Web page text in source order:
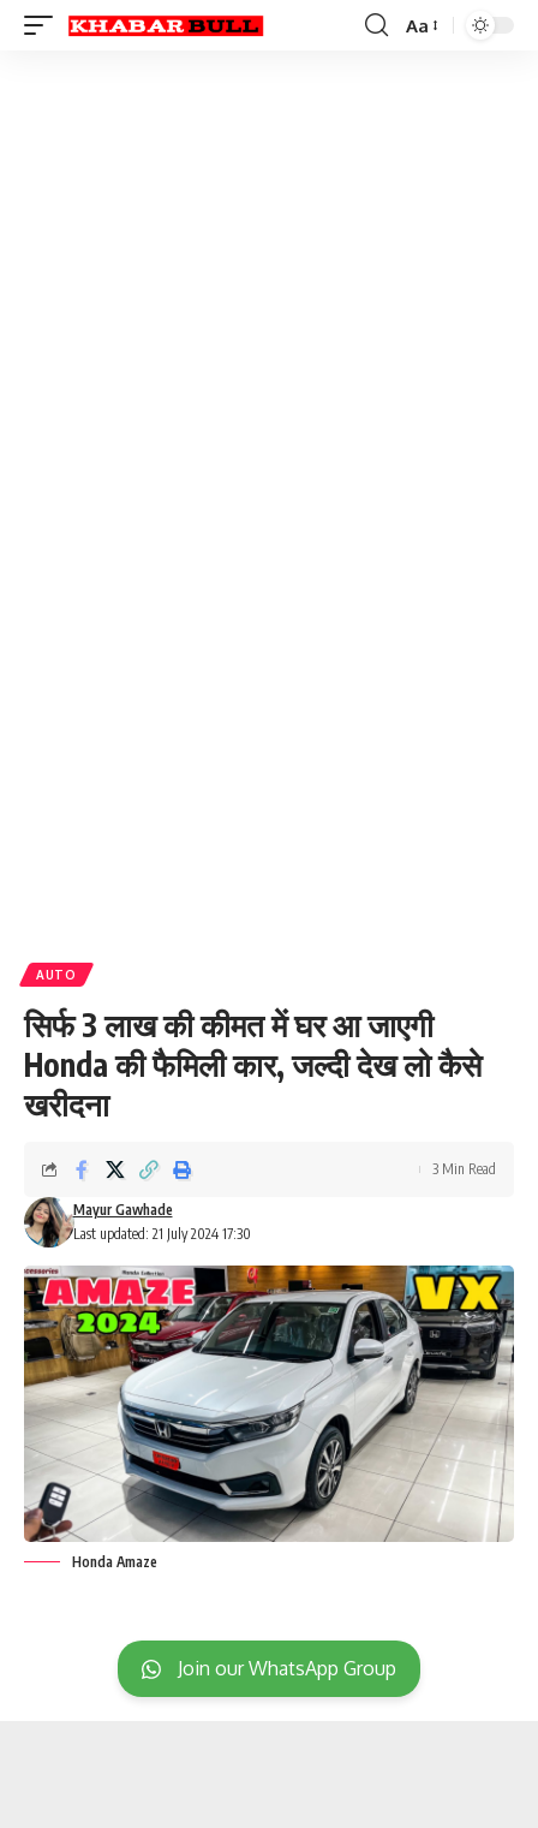
Font
Aa
AUTO
सिर्फ 3 लाख की कीमत में घर आ जाएगी
Honda की फैमिली कार, जल्दी देख लो कैसे
खरीदना
Last updated: 21 July 2024 17:30
Mayur Gawhade
3 Min Read
Honda Amaze
Join our WhatsApp Group